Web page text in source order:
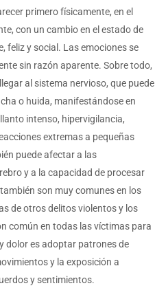
primero físicamente, en el
con un cambio en el estado de
feliz y social. Las emociones se
sin razón aparente. Sobre todo,
al sistema nervioso, que puede
o huida, manifestándose en
intenso, hipervigilancia,
extremas a pequeñas
puede afectar a las
y a la capacidad de procesar
son muy comunes en los
de otros delitos violentos y los
común en todas las víctimas para
dolor es adoptar patrones de
y la exposición a
y sentimientos.